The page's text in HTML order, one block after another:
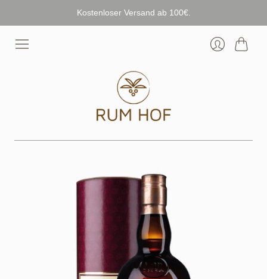
Kostenloser Versand ab 100€.